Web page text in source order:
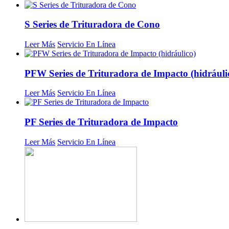
S Series de Trituradora de Cono
Leer Más Servicio En Línea
PFW Series de Trituradora de Impacto
Leer Más Servicio En Línea
PF Series de Trituradora de Impacto
Leer Más Servicio En Línea